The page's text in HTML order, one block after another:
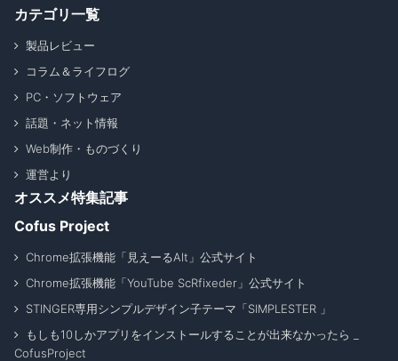
カテゴリ一覧
製品レビュー
コラム＆ライフログ
PC・ソフトウェア
話題・ネット情報
Web制作・ものづくり
運営より
オススメ特集記事
Cofus Project
Chrome拡張機能「見えーるAlt」公式サイト
Chrome拡張機能「YouTube ScRfixeder」公式サイト
STINGER専用シンプルデザイン子テーマ「SIMPLESTER 」
もしも10しかアプリをインストールすることが出来なかったら _
CofusProject